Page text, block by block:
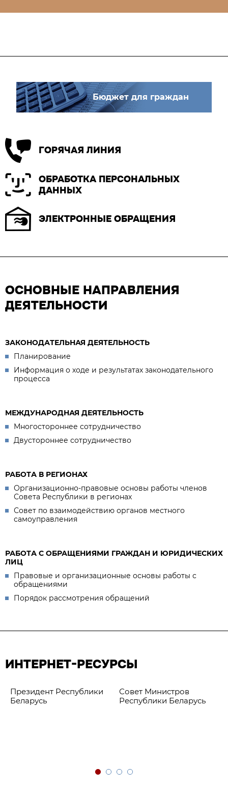
Бюджет для граждан
ГОРЯЧАЯ ЛИНИЯ
ОБРАБОТКА ПЕРСОНАЛЬНЫХ
ДАННЫХ
ЭЛЕКТРОННЫЕ ОБРАЩЕНИЯ
ОСНОВНЫЕ НАПРАВЛЕНИЯ
ДЕЯТЕЛЬНОСТИ
ЗАКОНОДАТЕЛЬНАЯ ДЕЯТЕЛЬНОСТЬ
Планирование
Информация о ходе и результатах законодательного
процесса
МЕЖДУНАРОДНАЯ ДЕЯТЕЛЬНОСТЬ
Многостороннее сотрудничество
Двустороннее сотрудничество
РАБОТА В РЕГИОНАХ
Организационно-правовые основы работы членов
Совета Республики в регионах
Совет по взаимодействию органов местного
самоуправления
РАБОТА С ОБРАЩЕНИЯМИ ГРАЖДАН И ЮРИДИЧЕСКИХ
ЛИЦ
Правовые и организационные основы работы с
обращениями
Порядок рассмотрения обращений
ИНТЕРНЕТ-РЕСУРСЫ
Президент Республики
Беларусь
Совет Министров
Республики Беларусь